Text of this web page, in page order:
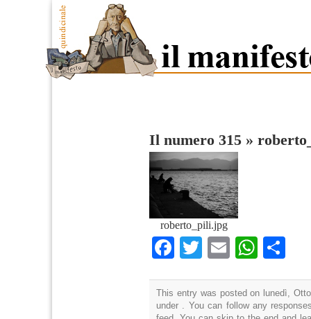
Il numero 315 »
roberto_pili.jpg
Facebook
TwitterEmail
This entry was posted on lunedì,
under . You can follow any